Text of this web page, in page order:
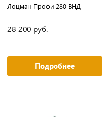
Лоцман Профи 280 ВНД
28 200 руб.
Подробнее